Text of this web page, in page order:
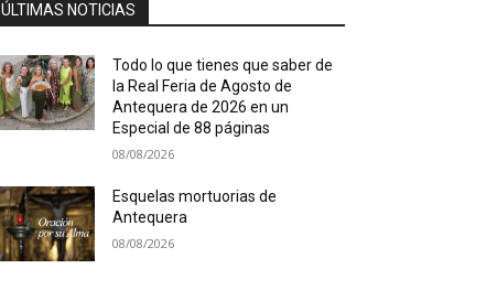
ÚLTIMAS NOTICIAS
Todo lo que tienes que saber de
la Real Feria de Agosto de
Antequera de 2026 en un
Especial de 88 páginas
08/08/2026
Esquelas mortuorias de
Antequera
08/08/2026